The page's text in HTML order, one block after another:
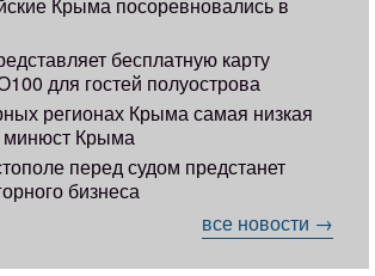
бесплатную карту
для гостей полуострова
регионах Крыма самая низкая
минюст Крыма
перед судом предстанет
бизнеса
все новости →